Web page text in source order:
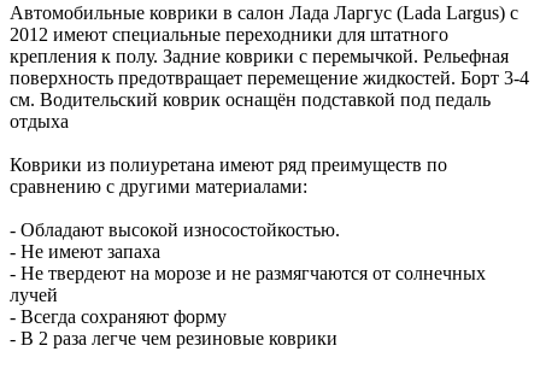
Автомобильные коврики в салон Лада Ларгус (Lada Largus) c
2012 имеют специальные переходники для штатного
крепления к полу. Задние коврики с перемычкой. Рельефная
поверхность предотвращает перемещение жидкостей. Борт 3-4
см. Водительский коврик оснащён подставкой под педаль
отдыха
Коврики из полиуретана имеют ряд преимуществ по
сравнению с другими материалами:
- Обладают высокой износостойкостью.
- Не имеют запаха
- Не твердеют на морозе и не размягчаются от солнечных
лучей
- Всегда сохраняют форму
- В 2 раза легче чем резиновые коврики